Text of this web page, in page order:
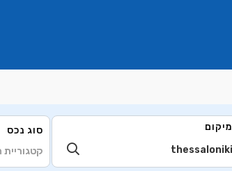
מיקום
סוג נכס
קטגוריית